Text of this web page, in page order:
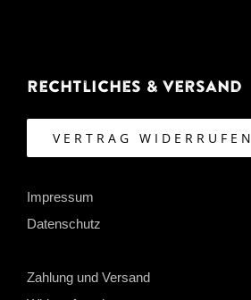
Rechtliches & Versand
VERTRAG WIDERRUFEN
Impressum
Datenschutz
Zahlung und Versand